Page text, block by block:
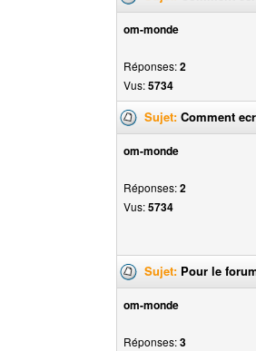
om-monde
Réponses:2
Vus:5734
Sujet: Comment
om-monde
Réponses:2
Vus:5734
Sujet: Pour le
om-monde
Réponses:3